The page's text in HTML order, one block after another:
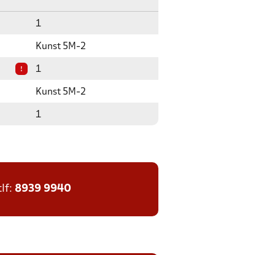
1
Kunst 5M-2
! 1
Kunst 5M-2
1
8939 9940